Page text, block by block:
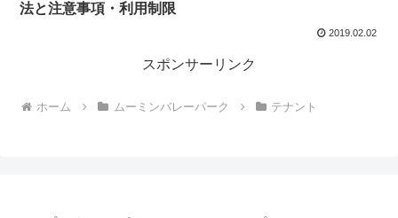
法と注意事項・利用制限
2019.02.02
スポンサーリンク
ホーム ムーミンバレーパーク テナント